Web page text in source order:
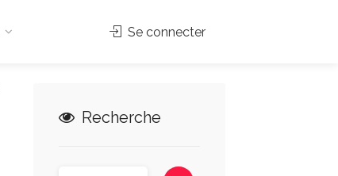
Se connecter
Recherche